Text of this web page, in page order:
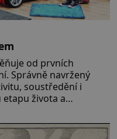
od prvních
Správně navržený
soustředění i
života a
proto by pokoj
klidně a útulně.